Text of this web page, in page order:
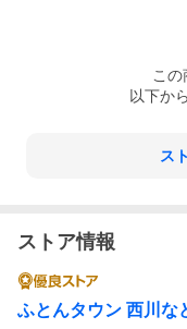
コインランドリー
この
以下か
ス
ストア情報
ふとんタウン 西川な